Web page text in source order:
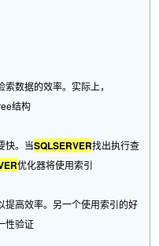
数据的效率。实际上，
结构
快。当SQLSERVER找出执行查
优化器将使用索引
高效率。另一个使用索引的好
性验证